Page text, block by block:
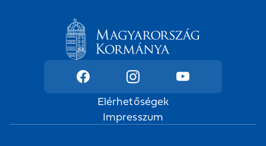
Elérhetőségek
Impresszum